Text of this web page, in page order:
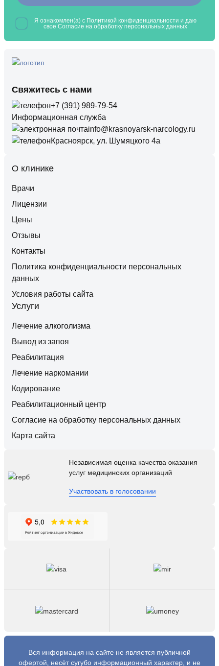
Я ознакомлен(а) с Политикой конфиденциальности и даю
свое Согласие на обработку персональных данных
Свяжитесь с нами
+7 (391) 989-79-54
Информационная служба
info@krasnoyarsk-narcology.ru
Красноярск, ул. Шумяцкого 4а
О клинике
Врачи
Лицензии
Цены
Отзывы
Контакты
Политика конфиденциальности персональных
данных
Условия работы сайта
Услуги
Лечение алкоголизма
Вывод из запоя
Реабилитация
Лечение наркомании
Кодирование
Реабилитационный центр
Согласие на обработку персональных данных
Карта сайта
Независимая оценка качества оказания
услуг медицинских организаций
Участвовать в голосовании
Вся информация на сайте не является публичной
офертой, несёт сугубо информационный характер, и не